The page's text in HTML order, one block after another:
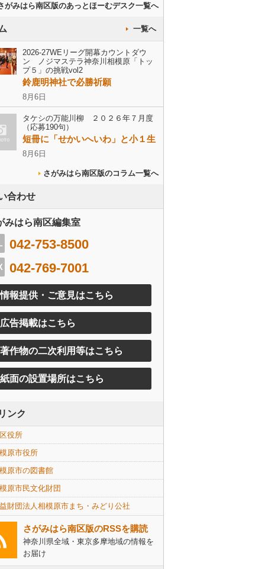
がみはら南区版のあっとほーむデスク一覧へ
一覧へ
2026-27WEリーグ開幕カウントダウ
ン ノジマステラ神奈川相模原「トッ
プ５」の挑戦vol2
鈴鹿明神社で必勝祈願
8月6日
タケシの万能川柳 ２０２６年７月度
（応募190句）
短冊に「せかいへいわ」と小１生
8月6日
さがみはら南区版のコラム一覧へ
合わせ
みはら南区編集室
042-753-8500
042-769-7001
情報提供・ご意見はこちら
広告掲載はこちら
著作物の二次利用等はこちら
紙面の設置場所はこちら
ンク
役所
原市役所
原市の図書館
原市民文化財団
財団法人相模原市まち・みどり公社
さがみはら南区版のRSSを購読
神奈川県全域・東京多摩地域の情報を
お届け